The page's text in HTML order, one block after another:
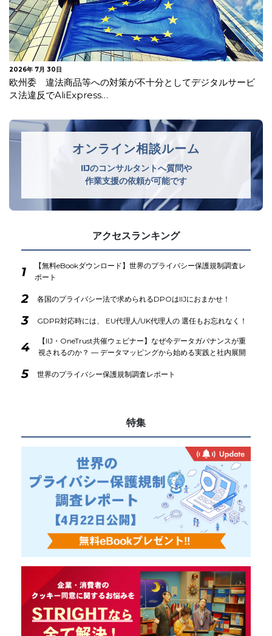
2026年 7月 24日
イタリア 年齢確認及びAIモデル事前学習に関する情報提供
の不備等で米国生成AI企業に…
オンライン相談ルーム
IIJのコンサルタントへ質問や
作業支援の依頼が可能です
アクセスランキング
1
【無料eBookダウンロード】世界のプライバシー保護規制調査レ
ポート
2 各国のプライバシー法で求められるDPOはIIJにおまかせ！
3 GDPR対応時には、 EU代理人/UK代理人の 選任もお忘れなく！
4
【IIJ・OneTrust共催ウェビナー】なぜ今データガバナンスが重
視されるのか？ ― データマッピングから始める実践と社内展開
5 世界のプライバシー保護規制調査レポート
特集